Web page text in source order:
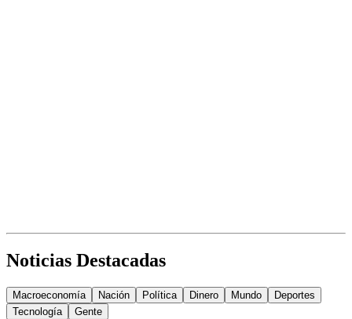
Noticias Destacadas
Macroeconomía Nación Política Dinero Mundo
Deportes
Tecnología
Gente